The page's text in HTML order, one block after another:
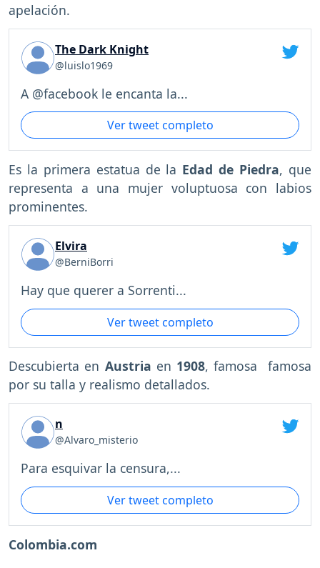
apelación.
The Dark Knight
@luislo1969
A @facebook le encanta la...
Ver tweet completo
Es la primera estatua de la Edad de Piedra, que
representa a una mujer voluptuosa con labios
prominentes.
Elvira
@BerniBorri
Hay que querer a Sorrenti...
Ver tweet completo
Descubierta en Austria en 1908, famosa famosa
por su talla y realismo detallados.
n
@Alvaro_misterio
Para esquivar la censura,...
Ver tweet completo
Colombia.com